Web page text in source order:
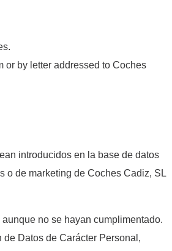
or by letter addressed to Coches
introducidos en la base de datos
o de marketing de Coches Cadiz, SL
no se hayan cumplimentado.
Datos de Carácter Personal,